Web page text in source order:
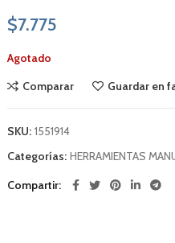
$7.775
Agotado
Comparar
Guardar en
SKU: 1551914
Categorías: HERRAMIENTAS
Compartir